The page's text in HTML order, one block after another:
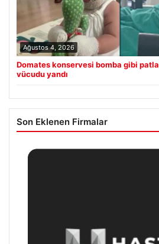
Ağustos 4, 2026
Domates konservesi bomba gibi
vücudu yandı
Son Eklenen Firmalar